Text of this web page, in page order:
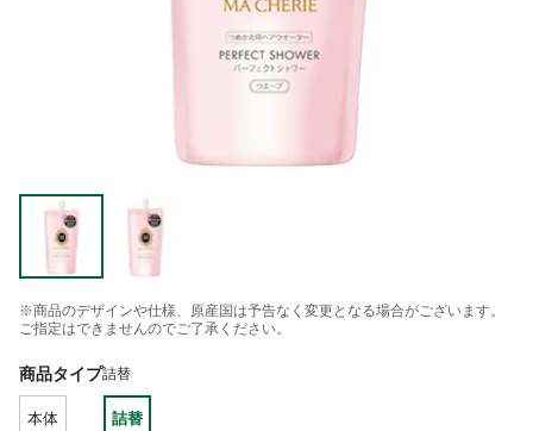
※商品のデザインや仕様、原産国は予告なく変更となる場合がございます。
ご指定はできませんのでご了承ください。
商品タイプ詰替
本体 詰替